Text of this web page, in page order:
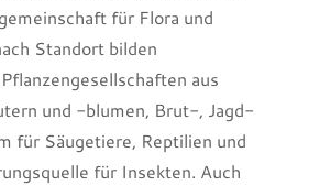
für Flora und
Standort bilden
aus
und -blumen, Brut-, Jagd-
für Säugetiere, Reptilien und
für Insekten. Auch